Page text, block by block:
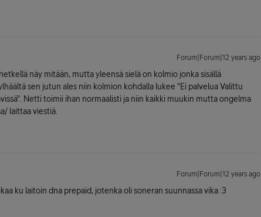
Forum|Forum|12 years ago
näy mitään, mutta yleensä sielä on kolmio jonka sisällä
sen jutun ales niin kolmion kohdalla lukee "Ei palvelua Valittu
Netti toimii ihan normaalisti ja niin kaikki muukin mutta ongelma
laittaa viestiä.
Forum|Forum|12 years ago
ku laitoin dna prepaid, jotenka oli soneran suunnassa vika :3